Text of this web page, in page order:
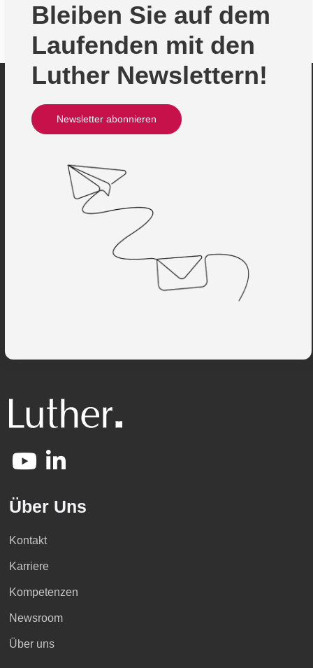
Bleiben Sie auf dem
Laufenden mit den
Luther Newslettern!
Newsletter abonnieren
Über Uns
Kontakt
Karriere
Kompetenzen
Newsroom
Über uns